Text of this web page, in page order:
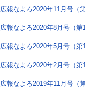
広報なよろ2020年11月号（
広報なよろ2020年8月号（第
広報なよろ2020年5月号（第
広報なよろ2020年2月号（第
広報なよろ2019年11月号（